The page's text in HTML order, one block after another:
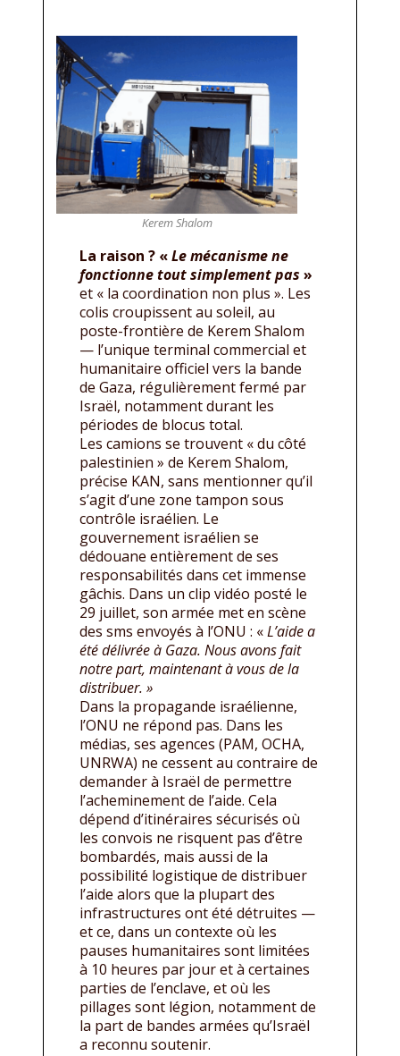
Kerem Shalom
La raison ? «Le mécanisme ne
fonctionne tout simplement pas »
et « la coordination non plus ». Les
colis croupissent au soleil, au
poste-frontière de Kerem Shalom
— l’unique terminal commercial et
humanitaire officiel vers la bande
de Gaza, régulièrement fermé par
Israël, notamment durant les
périodes de blocus total.
Les camions se trouvent « du côté
palestinien » de Kerem Shalom,
précise KAN, sans mentionner qu’il
s’agit d’une zone tampon sous
contrôle israélien. Le
gouvernement israélien se
dédouane entièrement de ses
responsabilités dans cet immense
gâchis. Dans un clip vidéo posté le
29 juillet, son armée met en scène
des sms envoyés à l’ONU : «L’aide a
été délivrée à Gaza. Nous avons fait
notre part, maintenant à vous de la
distribuer. »
Dans la propagande israélienne,
l’ONU ne répond pas. Dans les
médias, ses agences (PAM, OCHA,
UNRWA) ne cessent au contraire de
demander à Israël de permettre
l’acheminement de l’aide. Cela
dépend d’itinéraires sécurisés où
les convois ne risquent pas d’être
bombardés, mais aussi de la
possibilité logistique de distribuer
l’aide alors que la plupart des
infrastructures ont été détruites —
et ce, dans un contexte où les
pauses humanitaires sont limitées
à 10 heures par jour et à certaines
parties de l’enclave, et où les
pillages sont légion, notamment de
la part de bandes armées qu’Israël
a reconnu soutenir.